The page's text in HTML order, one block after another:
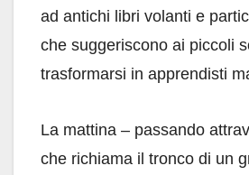
ad antichi libri volanti e
che suggeriscono ai piccoli
trasformarsi in apprendisti
La mattina – passando
che richiama il tronco di un